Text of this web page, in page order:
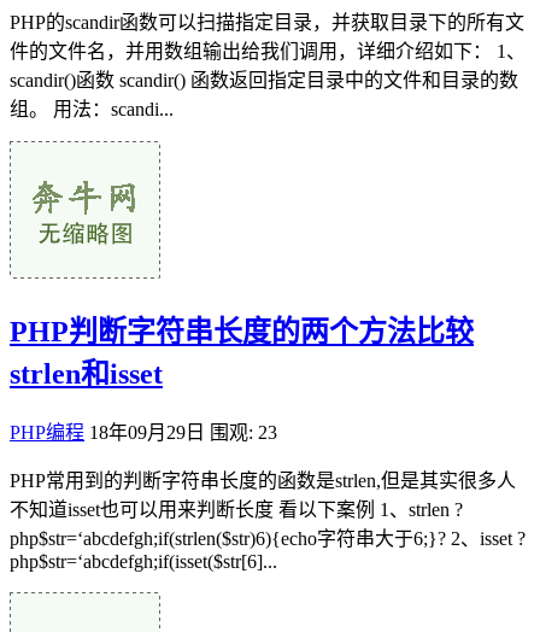
PHP的scandir函数可以扫描指定目录，并获取目录下的所有文
件的文件名，并用数组输出给我们调用，详细介绍如下： 1、
scandir()函数 scandir() 函数返回指定目录中的文件和目录的数
组。 用法：scandi...
PHP判断字符串长度的两个方法比较
strlen和isset
PHP编程 18年09月29日 围观: 23
PHP常用到的判断字符串长度的函数是strlen,但是其实很多人
不知道isset也可以用来判断长度 看以下案例 1、strlen ?
php$str=‘abcdefgh;if(strlen($str)6){echo字符串大于6;}? 2、isset ?
php$str=‘abcdefgh;if(isset($str[6]...